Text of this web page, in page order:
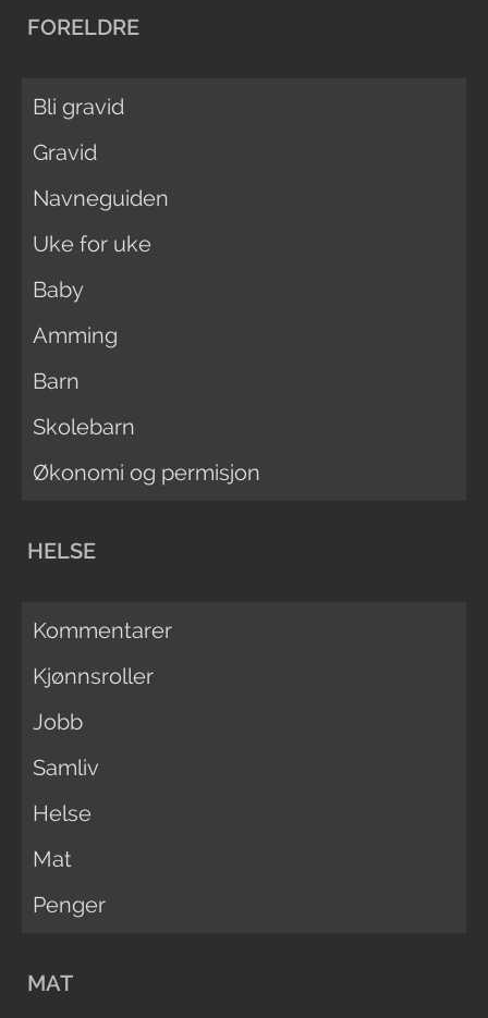
FORELDRE
Bli gravid
Gravid
Navneguiden
Uke for uke
Baby
Amming
Barn
Skolebarn
Økonomi og permisjon
HELSE
Kommentarer
Kjønnsroller
Jobb
Samliv
Helse
Mat
Penger
MAT